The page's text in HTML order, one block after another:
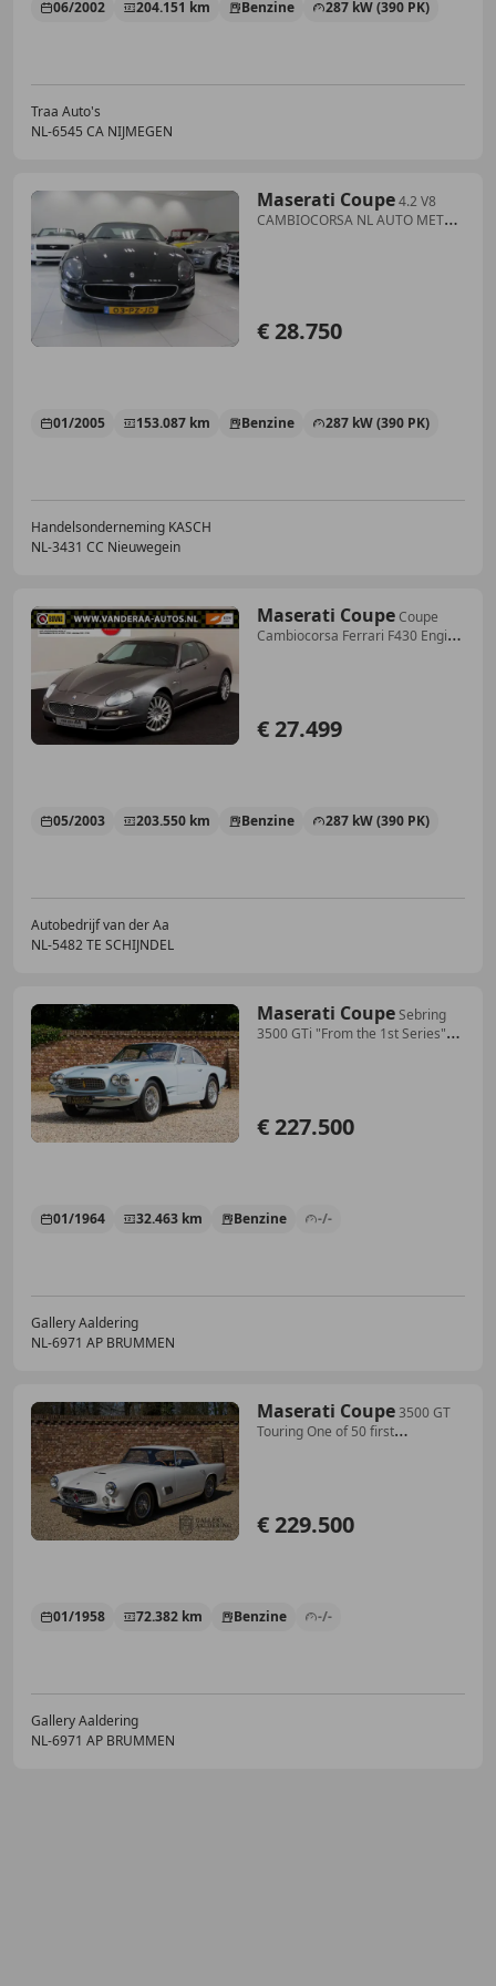
06/2002 204.151 km Benzine 287 kW (390 PK)
Traa Auto's
NL-6545 CA NIJMEGEN
Maserati Coupe4.2 V8
CAMBIOCORSA NL AUTO MET
€ 28.750
01/2005 153.087 km Benzine 287 kW (390 PK)
Handelsonderneming KASCH
NL-3431 CC Nieuwegein
Maserati CoupeCoupe
Cambiocorsa Ferrari F430 Engine
€ 27.499
05/2003 203.550 km Benzine 287 kW (390 PK)
Autobedrijf van der Aa
NL-5482 TE SCHIJNDEL
Maserati CoupeSebring
3500 GTi "From the 1st Series"
€ 227.500
01/1964 32.463 km Benzine -/-
Gallery Aaldering
NL-6971 AP BRUMMEN
Maserati Coupe3500 GT
Touring One of 50 first
€ 229.500
01/1958 72.382 km Benzine -/-
Gallery Aaldering
NL-6971 AP BRUMMEN